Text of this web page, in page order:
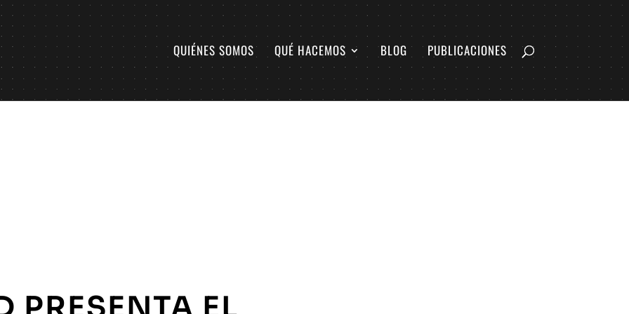
QUIÉNES SOMOS QUÉ HACEMOS BLOG PUBLICACIONES